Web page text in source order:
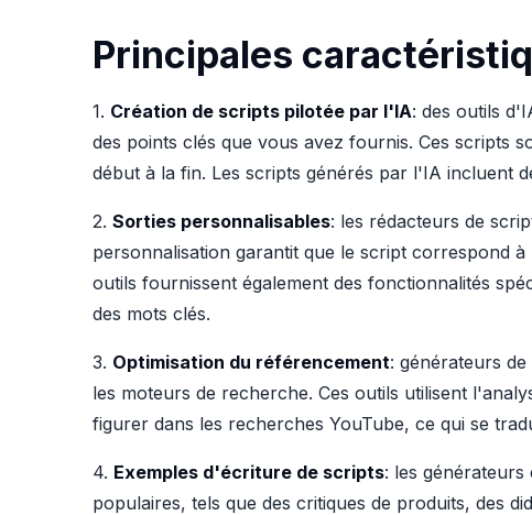
Principales
1. Création de scripts pilotée par l'IA: des outils
des points clés que vous avez fournis. Ces scripts
début à la fin. Les scripts générés par l'IA incluent
2. Sorties personnalisables: les rédacteurs de
personnalisation garantit que le script correspond
outils fournissent également des fonctionnalités
des mots clés.
3. Optimisation du référencement: générateurs
les moteurs de recherche. Ces outils utilisent
figurer dans les recherches YouTube, ce qui se
4. Exemples d'écriture de scripts: les
populaires, tels que des critiques de produits, des